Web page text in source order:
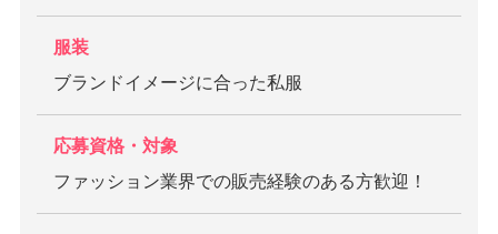
服装
ブランドイメージに合った私服
応募資格・対象
ファッション業界での販売経験のある方歓迎！